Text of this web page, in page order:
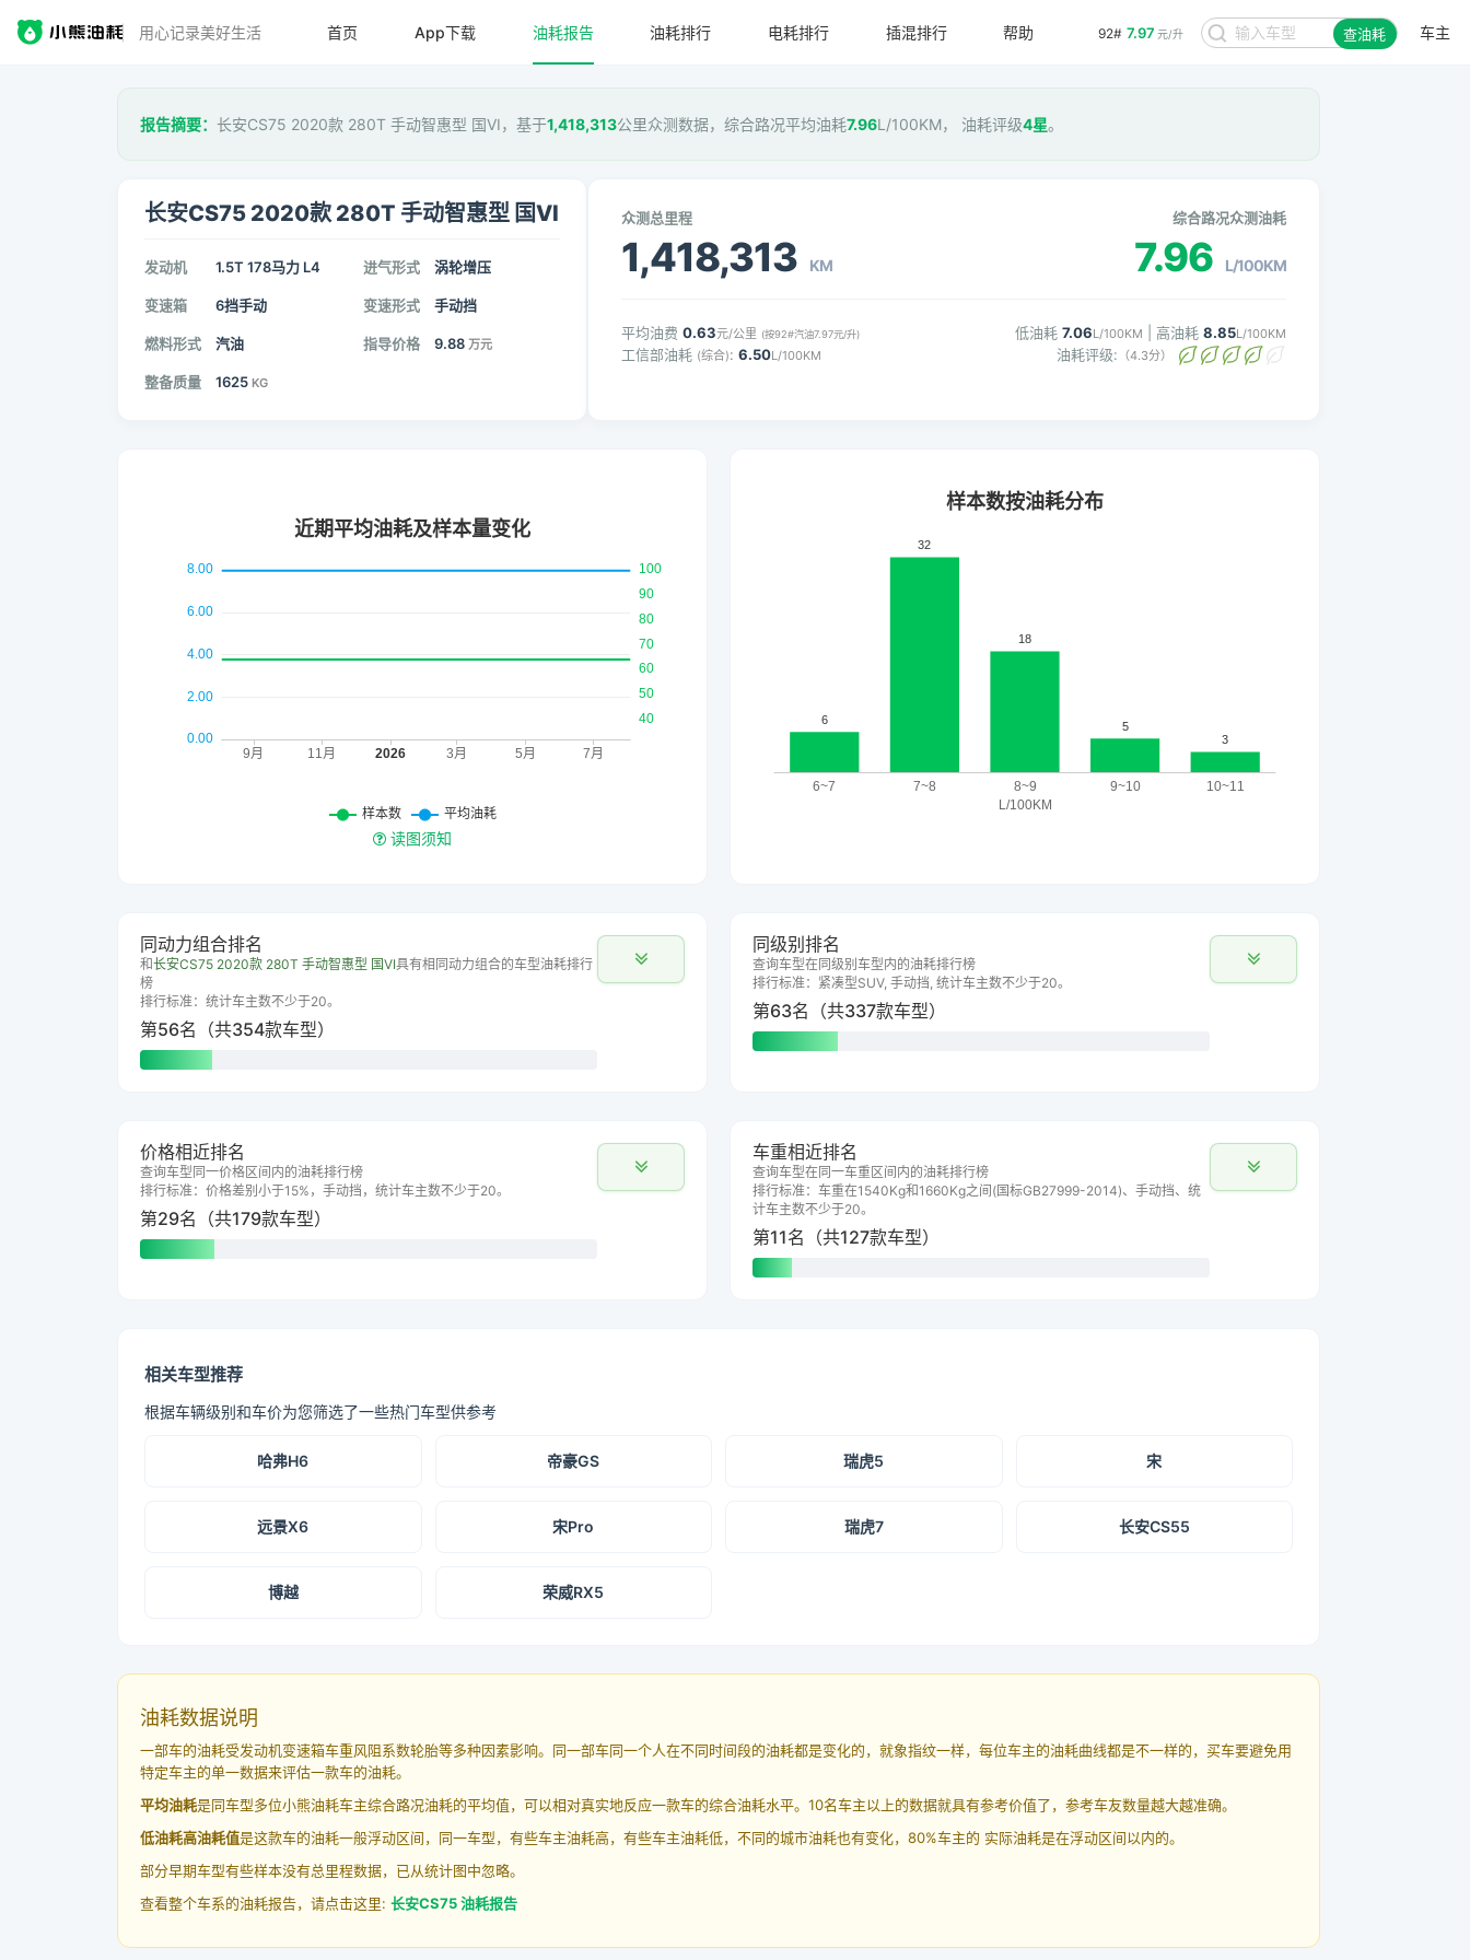
用心记录美好生活 92# 7.97 元/升 查油耗 车主
首页 App下载 油耗报告 油耗排行 电耗排行 插混排行 帮助
报告摘要： 长安CS75 2020款 280T 手动智惠型 国VI，基于1,418,313公里众测数据，综合路况平均油耗7.96L/100KM， 油耗评级4星。
长安CS75 2020款 280T 手动智惠型 国VI
发动机 1.5T 178马力 L4 进气形式 涡轮增压
变速箱 6挡手动 变速形式 手动挡
燃料形式 汽油 指导价格 9.88 万元
整备质量 1625 KG
众测总里程
1,418,313 KM
综合路况众测油耗
7.96 L/100KM
平均油费 0.63元/公里 (按92#汽油7.97元/升)
工信部油耗 (综合): 6.50L/100KM
低油耗 7.06L/100KM | 高油耗 8.85L/100KM
油耗评级: （4.3分）
读图须知
同动力组合排名
和长安CS75 2020款 280T 手动智惠型 国VI具有相同动力组合的车型油耗排行
榜
排行标准：统计车主数不少于20。
第56名（共354款车型）
同级别排名
查询车型在同级别车型内的油耗排行榜
排行标准：紧凑型SUV, 手动挡, 统计车主数不少于20。
第63名（共337款车型）
价格相近排名
查询车型同一价格区间内的油耗排行榜
排行标准：价格差别小于15%，手动挡，统计车主数不少于20。
第29名（共179款车型）
车重相近排名
查询车型在同一车重区间内的油耗排行榜
排行标准：车重在1540Kg和1660Kg之间(国标GB27999-2014)、手动挡、统
计车主数不少于20。
第11名（共127款车型）
相关车型推荐
根据车辆级别和车价为您筛选了一些热门车型供参考
哈弗H6 帝豪GS 瑞虎5 宋
远景X6 宋Pro 瑞虎7 长安CS55
博越 荣威RX5
油耗数据说明
一部车的油耗受发动机变速箱车重风阻系数轮胎等多种因素影响。同一部车同一个人在不同时间段的油耗都是变化的，就象指纹一样，每位车主的油耗曲线都是不一样的，买车要避免用
特定车主的单一数据来评估一款车的油耗。
平均油耗是同车型多位小熊油耗车主综合路况油耗的平均值，可以相对真实地反应一款车的综合油耗水平。10名车主以上的数据就具有参考价值了，参考车友数量越大越准确。
低油耗高油耗值是这款车的油耗一般浮动区间，同一车型，有些车主油耗高，有些车主油耗低，不同的城市油耗也有变化，80%车主的 实际油耗是在浮动区间以内的。
部分早期车型有些样本没有总里程数据，已从统计图中忽略。
查看整个车系的油耗报告，请点击这里: 长安CS75 油耗报告